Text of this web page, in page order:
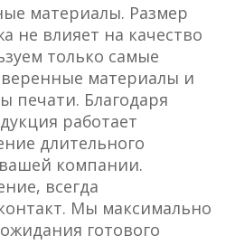
материалы. Размер
не влияет на качество
только самые
материалы и
печати. Благодаря
работает
длительного
компании.
всегда
Мы максимально
готового